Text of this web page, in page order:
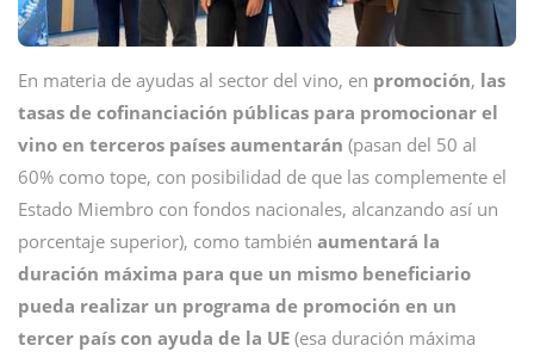
En materia de ayudas al sector del vino, en promoción, las
tasas de cofinanciación públicas para promocionar el
vino en terceros países aumentarán (pasan del 50 al
60% como tope, con posibilidad de que las complemente el
Estado Miembro con fondos nacionales, alcanzando así un
porcentaje superior), como también aumentará la
duración máxima para que un mismo beneficiario
pueda realizar un programa de promoción en un
tercer país con ayuda de la UE (esa duración máxima